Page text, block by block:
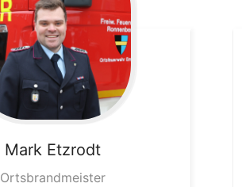
Mark Etzrodt
Ortsbrandmeister